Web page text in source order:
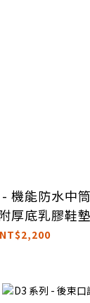
機能防水中
厚底乳膠鞋
NT$2,200